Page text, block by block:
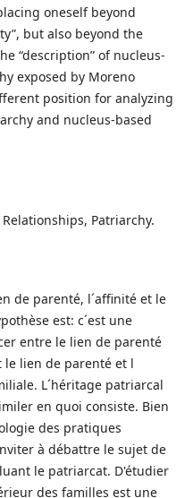
oneself beyond
but also beyond the
“description” of nucleus-
exposed by Moreno
position for analyzing
and nucleus-based
Patriarchy.
de parenté, l´affinité et le
est: c´est une
entre le lien de parenté
le lien de parenté et l
L´héritage patriarcal
en quoi consiste. Bien
des pratiques
à débattre le sujet de
le patriarcat. D'étudier
des familles est une